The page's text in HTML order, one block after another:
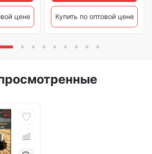
цене Купить по оптовой цене